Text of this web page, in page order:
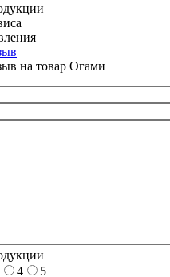
на товар Огами
4
5